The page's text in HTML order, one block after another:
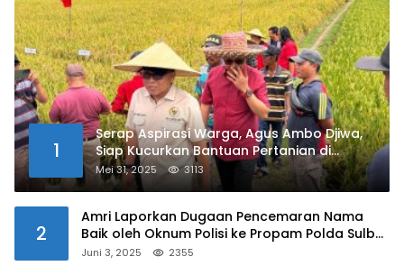
1
Serap Aspirasi Warga, Agus Ambo Djiwa,
Siap Kucurkan Bantuan Pertanian di
Kalukku
Mei 31, 2025 3113
2
Amri Laporkan Dugaan Pencemaran Nama
Baik oleh Oknum Polisi ke Propam Polda Sulbar
Juni 3, 2025 2355